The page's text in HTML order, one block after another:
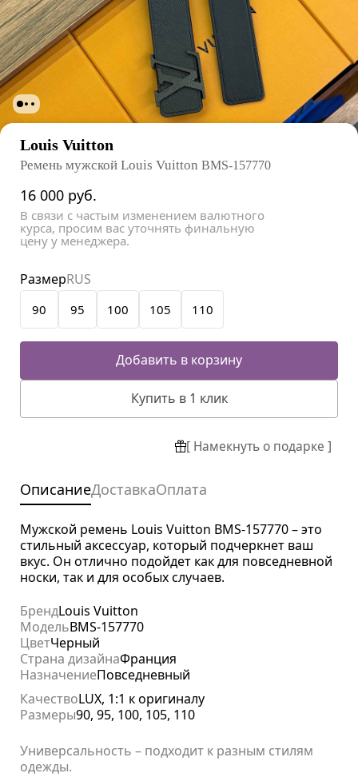
Louis Vuitton
Ремень мужской Louis Vuitton BMS-157770
16 000 руб.
В связи с частым изменением валютного
курса, просим вас уточнять финальную
цену у менеджера.
90 95 100 105 110
РазмерRUS
Добавить в корзину
Купить в 1 клик
[ Намекнуть о подарке ]
ОписаниеДоставкаОплата
Мужской ремень Louis Vuitton BMS-157770 – это
стильный аксессуар, который подчеркнет ваш
вкус. Он отлично подойдет как для повседневной
носки, так и для особых случаев.
БрендLouis Vuitton
МодельBMS-157770
ЦветЧерный
Страна дизайнаФранция
НазначениеПовседневный
КачествоLUX, 1:1 к оригиналу
Размеры90, 95, 100, 105, 110
Универсальность – подходит к разным стилям
одежды.